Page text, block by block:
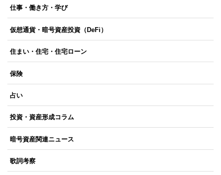
仕事・働き方・学び
仮想通貨・暗号資産投資（DeFi）
住まい・住宅・住宅ローン
保険
占い
投資・資産形成コラム
暗号資産関連ニュース
歌詞考察